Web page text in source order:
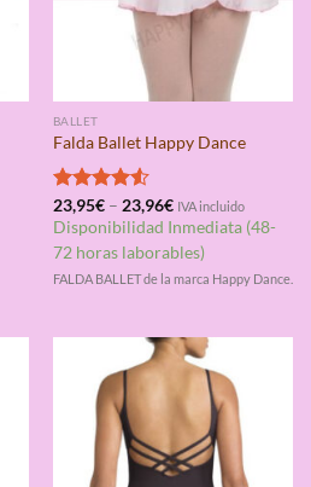
BALLET
Falda Ballet Happy Dance
Valorado
con4.50
de 5
23,95€– 23,96€ IVA incluido
Disponibilidad Inmediata (48-
72 horas laborables)
FALDA BALLET de la marca Happy Dance.